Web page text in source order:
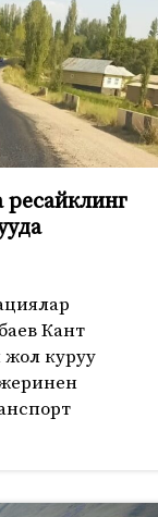
Кант
жол куруу